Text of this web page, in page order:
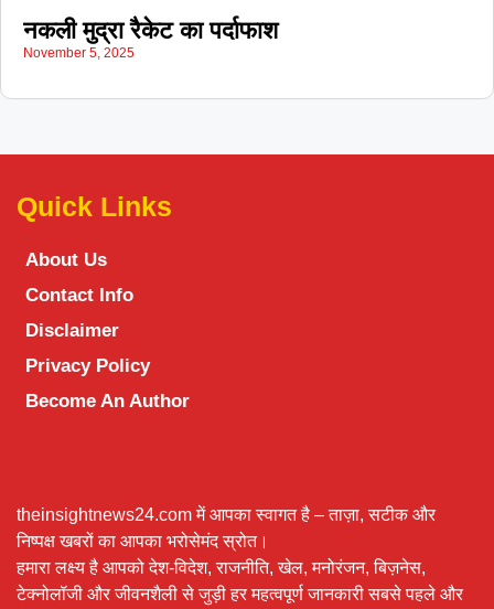
नकली मुद्रा रैकेट का पर्दाफाश
November 5, 2025
Quick Links
About Us
Contact Info
Disclaimer
Privacy Policy
Become An Author
theinsightnews24.com में आपका स्वागत है – ताज़ा, सटीक और
निष्पक्ष खबरों का आपका भरोसेमंद स्रोत।
हमारा लक्ष्य है आपको देश-विदेश, राजनीति, खेल, मनोरंजन, बिज़नेस,
टेक्नोलॉजी और जीवनशैली से जुड़ी हर महत्वपूर्ण जानकारी सबसे पहले और